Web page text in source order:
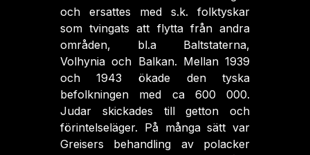
och ersattes med s.k. folktyskar
som tvingats att flytta från andra
områden, bl.a Baltstaterna,
Volhynia och Balkan. Mellan 1939
och 1943 ökade den tyska
befolkningen med ca 600 000.
Judar skickades till getton och
förintelseläger. På många sätt var
Greisers behandling av polacker